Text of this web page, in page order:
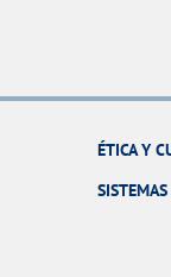
ÉTICA Y